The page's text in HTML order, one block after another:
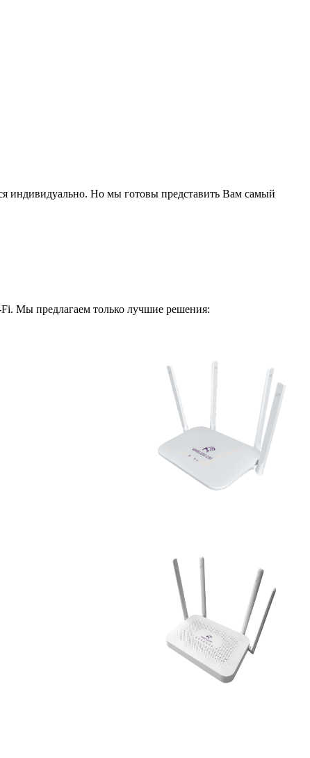
индивидуально. Но мы готовы представить Вам самый
Fi. Мы предлагаем только лучшие решения: